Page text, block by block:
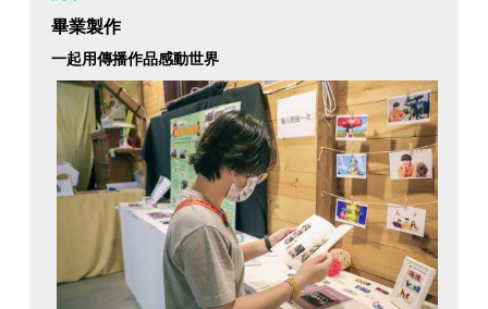
畢業製作
一起用傳播作品感動世界